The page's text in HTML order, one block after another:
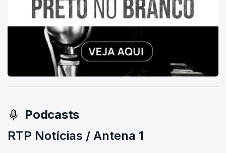
Podcasts
RTP Notícias / Antena 1